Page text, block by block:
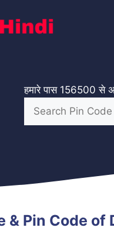
हमारे पास 156500 से
& Pin Code of